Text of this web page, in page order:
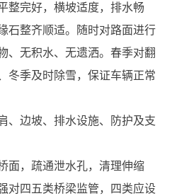
整完好，横坡适度，排水畅
石整齐顺适。随时对路面进行
、无积水、无遗洒。春季对翻
冬季及时除雪，保证车辆正常
、边坡、排水设施、防护及支
面，疏通泄水孔，清理伸缩
对四五类桥梁监管，四类应设